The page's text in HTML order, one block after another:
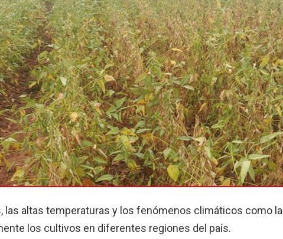
las altas temperaturas y los fenómenos climáticos como
los cultivos en diferentes regiones del país.